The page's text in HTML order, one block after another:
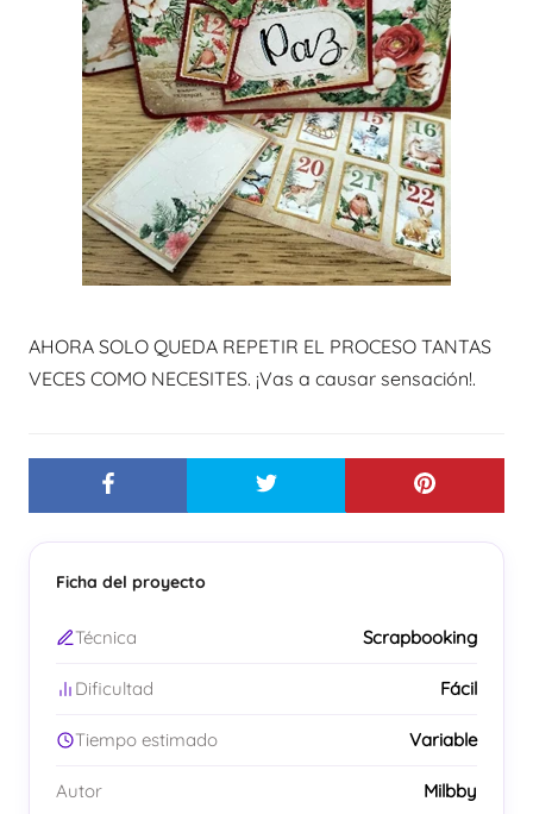
AHORA SOLO QUEDA REPETIR EL PROCESO TANTAS
VECES COMO NECESITES. ¡Vas a causar sensación!.
Ficha del proyecto
Técnica Scrapbooking
Dificultad Fácil
Tiempo estimado Variable
Autor Milbby